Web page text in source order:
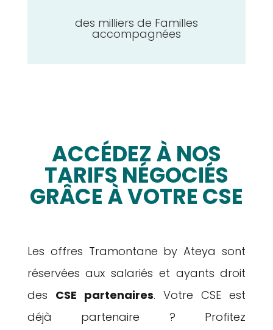
des milliers de Familles
accompagnées
ACCÉDEZ À NOS
TARIFS NÉGOCIÉS
GRÂCE À VOTRE CSE
Les offres Tramontane by Ateya sont
réservées aux salariés et ayants droit
des CSE partenaires. Votre CSE est
déjà partenaire ? Profitez